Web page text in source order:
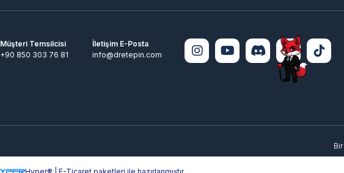
Müşteri Temsilcisi
+90 850 303 76 81
İletişim E-Posta
info@dretepin.com
Bir